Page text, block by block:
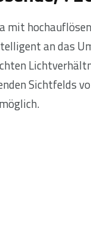
mit
an das
Sichtfelds